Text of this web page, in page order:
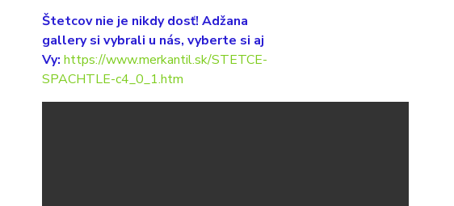
Štetcov nie je nikdy dosť! Adžana
gallery si vybrali u nás, vyberte si aj
Vy: https://www.merkantil.sk/STETCE-
SPACHTLE-c4_0_1.htm